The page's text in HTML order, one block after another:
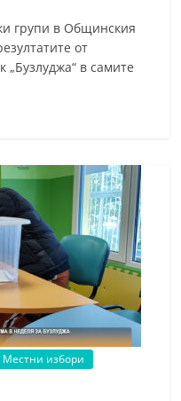
групи в Общинския
от
в самите
Местни избори